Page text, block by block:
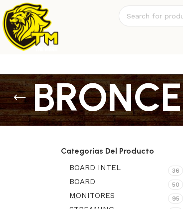
BRONCE
Categorías Del Producto
BOARD INTEL 36
BOARD 50
MONITORES 95